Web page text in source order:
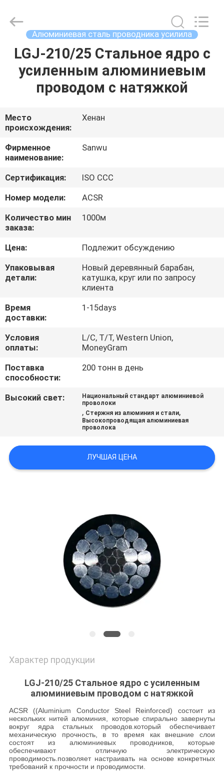
ДОМ
ПРОДУКТЫ
О
НАС
ПУТЕШЕСТВИЕ
ФАБРИКИ
ПРОВЕРКА
КАЧЕСТВА
СВЯЖИТЕСЬ
МЫ
НОВОСТИ
СПРОСИТЕ
ЦИТАТУ
КАРТА
PRIVACY
POLICY
Reserved.
Алюминиевая сталь проводника усилила
LGJ-210/25 Стальное ядро с
усиленным алюминиевым
проводом с натяжкой
Место
происхождения:
Хенан
Фирменное
наименование:
Sanwu
Сертификация:
ISO CCC
Номер модели:
ACSR
Количество мин
заказа:
1000м
Цена:
Подлежит обсуждению
Упаковывая
детали:
Новый деревянный барабан,
катушка, круг или по запросу
клиента
Время
доставки:
1-15days
Условия
оплаты:
L/C, T/T, Western Union,
MoneyGram
Поставка
способности:
200 тонн в день
Высокий свет:
Национальный стандарт алюминиевой
проволоки
, Стержня из алюминия и стали,
Высокопроводящая алюминиевая
проволока
ЛУЧШАЯ ЦЕНА
Характер продукции
LGJ-210/25 Стальное ядро с усиленным
алюминиевым проводом с натяжкой
ACSR ((Aluminium Conductor Steel Reinforced) состоит из
нескольких нитей алюминия, которые спирально завернуты
вокруг ядра стальных проводов.который обеспечивает
механическую прочность, в то время как внешние слои
состоят из алюминиевых проводников, которые
обеспечивают отличную электрическую
проводимость.позволяет настраивать на основе конкретных
требований к прочности и проводимости.